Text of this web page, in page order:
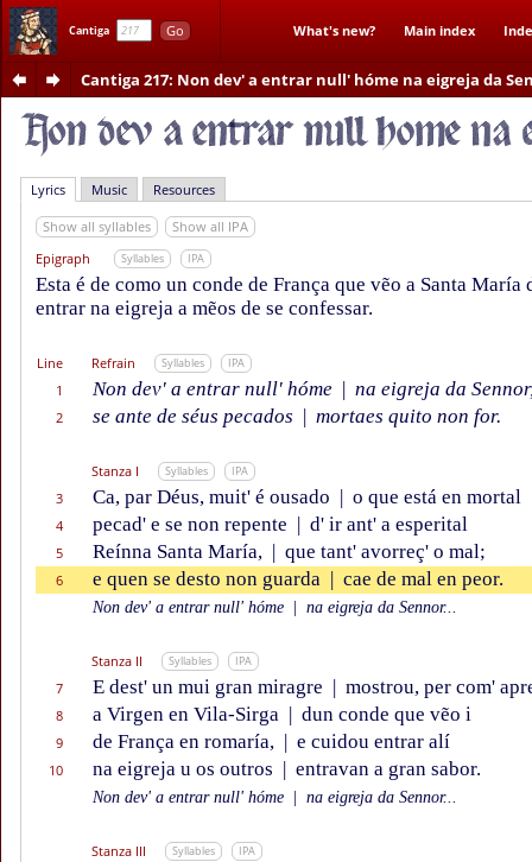
Cantiga Go What's new? Main index
Cantiga 217: Non dev' a entrar null' hóme na eigreja da
Lyrics Music Resources
Show all syllables
Show all IPA
Epigraph
Syllables IPA
Esta é de como un conde de França que vẽo a Santa
entrar na eigreja a mẽos de se confessar.
Line Refrain Syllables IPA
1 Non dev' a entrar null' hóme | na eigreja da
2 se ante de séus pecados | mortaes quito non for.
Stanza I Syllables IPA
3 Ca, par Déus, muit' é ousado | o que está en mortal
4 pecad' e se non repente | d' ir ant' a esperital
5 Reínna Santa María, | que tant' avorreç' o mal;
6 e quen se desto non guarda | cae de mal en peor.
Non dev' a entrar null' hóme na eigreja da Sennor...
Stanza II Syllables IPA
7 E dest' un mui gran miragre | mostrou, per com'
8 a Virgen en Vila-Sirga | dun conde que vẽo i
9 de França en romaría, | e cuidou entrar alí
10 na eigreja u os outros | entravan a gran sabor.
Non dev' a entrar null' hóme na eigreja da Sennor...
Stanza III Syllables IPA